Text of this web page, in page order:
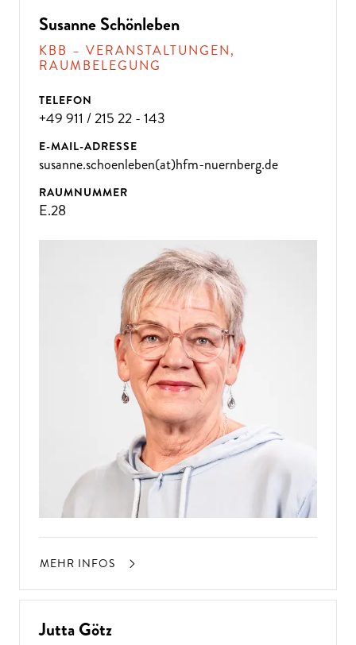
S!
Susanne Schönleben
KBB – VERANSTALTUNGEN,
RAUMBELEGUNG
TELEFON
+49 911 / 215 22 - 143
E-MAIL-ADRESSE
susanne.schoenleben(at)hfm-nuernberg.de
RAUMNUMMER
E.28
MEHR INFOS
Jutta Götz